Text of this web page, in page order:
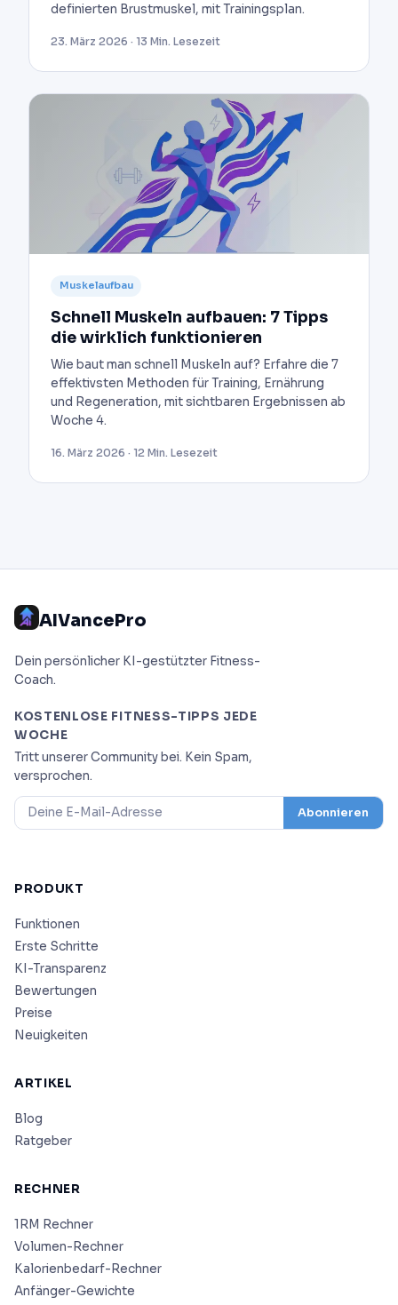
definierten Brustmuskel, mit Trainingsplan.
23. März 2026 · 13 Min. Lesezeit
Muskelaufbau
Schnell Muskeln aufbauen: 7 Tipps
die wirklich funktionieren
Wie baut man schnell Muskeln auf? Erfahre die 7
effektivsten Methoden für Training, Ernährung
und Regeneration, mit sichtbaren Ergebnissen ab
Woche 4.
16. März 2026 · 12 Min. Lesezeit
AIVancePro
Dein persönlicher KI-gestützter Fitness-
Coach.
KOSTENLOSE FITNESS-TIPPS JEDE
WOCHE
Tritt unserer Community bei. Kein Spam,
versprochen.
Abonnieren
PRODUKT
Funktionen
Erste Schritte
KI-Transparenz
Bewertungen
Preise
Neuigkeiten
ARTIKEL
Blog
Ratgeber
RECHNER
1RM Rechner
Volumen-Rechner
Kalorienbedarf-Rechner
Anfänger-Gewichte